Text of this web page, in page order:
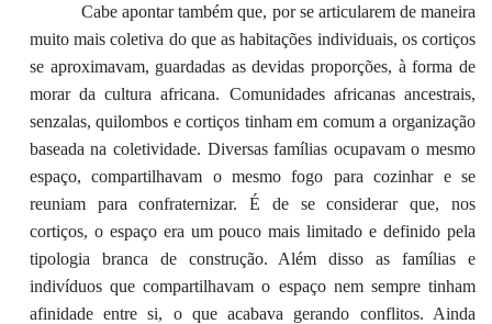
Cabe apontar também que, por se articularem de maneira
muito mais coletiva do que as habitações individuais, os cortiços
se aproximavam, guardadas as devidas proporções, à forma de
morar da cultura africana. Comunidades africanas ancestrais,
senzalas, quilombos e cortiços tinham em comum a organização
baseada na coletividade. Diversas famílias ocupavam o mesmo
espaço, compartilhavam o mesmo fogo para cozinhar e se
reuniam para confraternizar. É de se considerar que, nos
cortiços, o espaço era um pouco mais limitado e definido pela
tipologia branca de construção. Além disso as famílias e
indivíduos que compartilhavam o espaço nem sempre tinham
afinidade entre si, o que acabava gerando conflitos. Ainda